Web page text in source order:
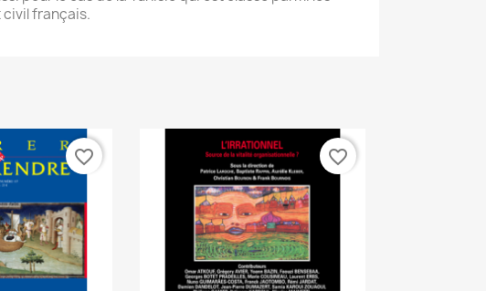
français.
favorite_border favorite_border